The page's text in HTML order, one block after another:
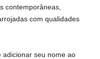
contemporâneas,
com qualidades
adicionar seu nome ao